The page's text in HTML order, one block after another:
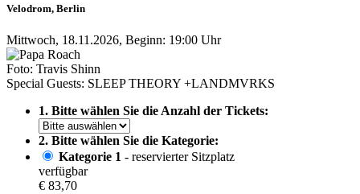
Velodrom, Berlin
Mittwoch, 18.11.2026, Beginn: 19:00 Uhr
Foto: Travis Shinn
Special Guests: SLEEP THEORY +LANDMVRKS
1. Bitte wählen Sie die Anzahl der Tickets:
2. Bitte wählen Sie die Kategorie:
Kategorie 1 - reservierter Sitzplatz
verfügbar
€ 83,70